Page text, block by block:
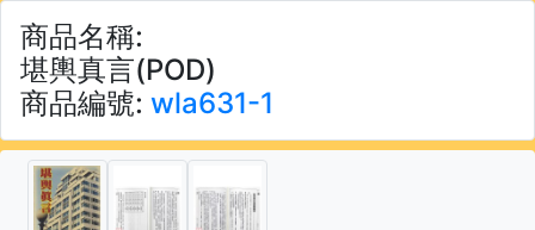
商品名稱:
堪輿真言(POD)
商品編號: wla631-1